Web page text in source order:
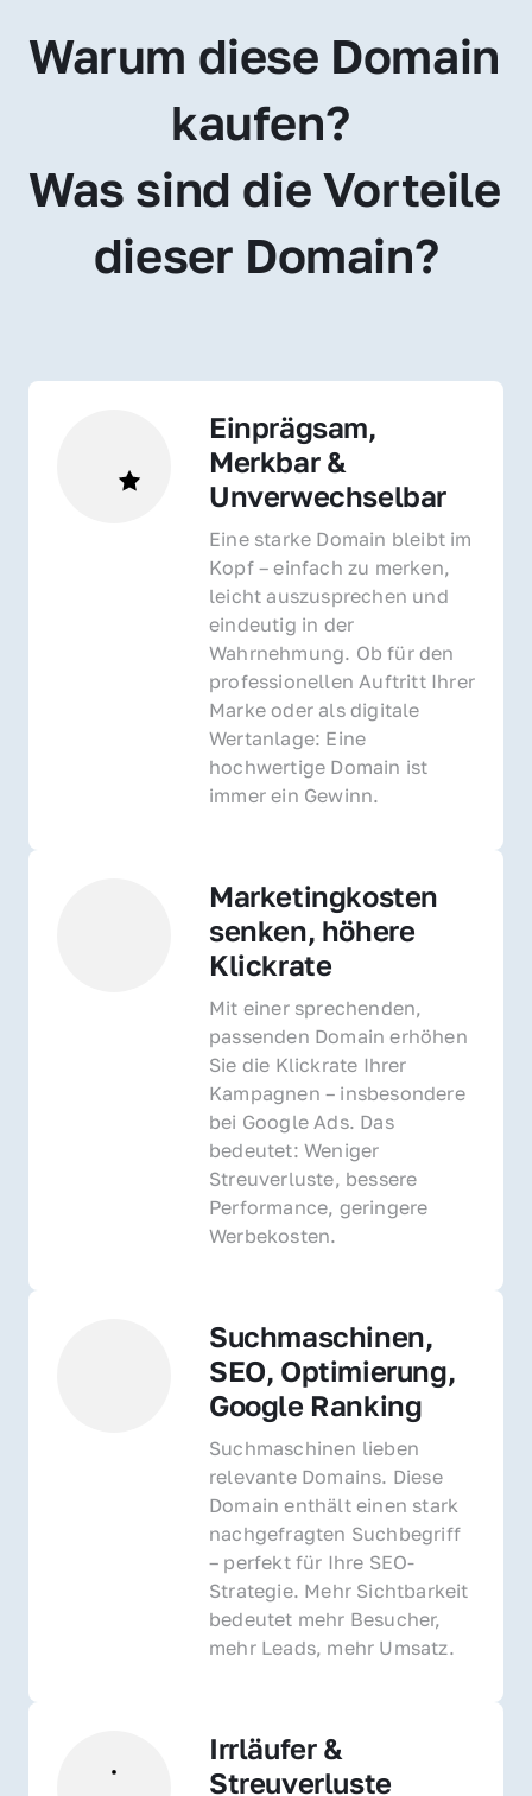
Warum diese Domain
kaufen?
Was sind die Vorteile
dieser Domain?
Einprägsam,
Merkbar &
Unverwechselbar
Eine starke Domain bleibt im
Kopf – einfach zu merken,
leicht auszusprechen und
eindeutig in der
Wahrnehmung. Ob für den
professionellen Auftritt Ihrer
Marke oder als digitale
Wertanlage: Eine
hochwertige Domain ist
immer ein Gewinn.
Marketingkosten
senken, höhere
Klickrate
Mit einer sprechenden,
passenden Domain erhöhen
Sie die Klickrate Ihrer
Kampagnen – insbesondere
bei Google Ads. Das
bedeutet: Weniger
Streuverluste, bessere
Performance, geringere
Werbekosten.
Suchmaschinen,
SEO, Optimierung,
Google Ranking
Suchmaschinen lieben
relevante Domains. Diese
Domain enthält einen stark
nachgefragten Suchbegriff
– perfekt für Ihre SEO-
Strategie. Mehr Sichtbarkeit
bedeutet mehr Besucher,
mehr Leads, mehr Umsatz.
Irrläufer &
Streuverluste